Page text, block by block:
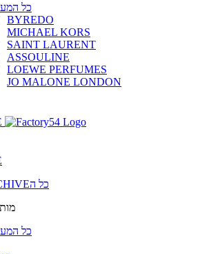
כל
BYREDO
MICHAEL KORS
SAINT LAURENT
ASSOULINE
LOEWE PERFUMES
JO MALONE LONDON
ARCHIVEכל ה
כל